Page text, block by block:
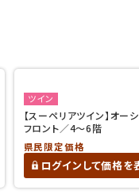
ツイン
【スーペリアツイン】オー
フロント／4～6階
県民限定価格
ログインして価格を